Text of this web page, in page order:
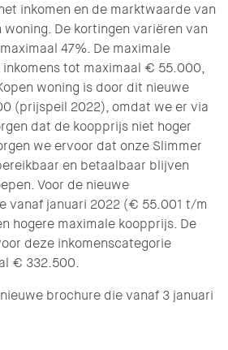
inkomen en de marktwaarde van
woning. De kortingen variëren van
47%. De maximale
tot maximaal € 55.000,
woning is door dit nieuwe
(prijspeil 2022), omdat we er via
dat de koopprijs niet hoger
we ervoor dat onze Slimmer
en betaalbaar blijven
Voor de nieuwe
vanaf januari 2022 (€ 55.001 t/m
hogere maximale koopprijs. De
deze inkomenscategorie
€ 332.500.
brochure die vanaf 3 januari